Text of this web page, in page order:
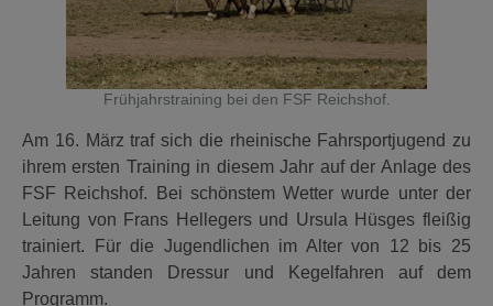
Frühjahrstraining bei den FSF Reichshof.
Am 16. März traf sich die rheinische Fahrsportjugend zu
ihrem ersten Training in diesem Jahr auf der Anlage des
FSF Reichshof. Bei schönstem Wetter wurde unter der
Leitung von Frans Hellegers und Ursula Hüsges fleißig
trainiert. Für die Jugendlichen im Alter von 12 bis 25
Jahren standen Dressur und Kegelfahren auf dem
Programm.